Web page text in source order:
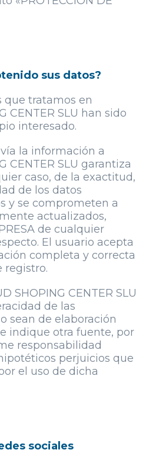
sus datos?
que tratamos en
CENTER SLU han sido
interesado.
la información a
CENTER SLU garantiza
caso, de la exactitud,
de los datos
y se comprometen a
actualizados,
de cualquier
El usuario acepta
completa y correcta
registro.
SHOPING CENTER SLU
de las
sean de elaboración
indique otra fuente, por
responsabilidad
perjuicios que
el uso de dicha
sociales